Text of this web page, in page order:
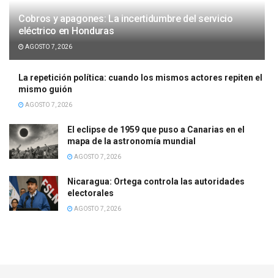
Cobros y apagones: La incertidumbre del servicio
eléctrico en Honduras
AGOSTO 7, 2026
La repetición política: cuando los mismos actores repiten el
mismo guión
AGOSTO 7, 2026
El eclipse de 1959 que puso a Canarias en el
mapa de la astronomía mundial
AGOSTO 7, 2026
Nicaragua: Ortega controla las autoridades
electorales
AGOSTO 7, 2026